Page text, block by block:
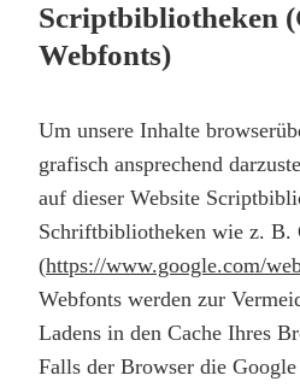
Scriptbibliotheken
Webfonts)
Um unsere Inhalte
grafisch ansprechend
auf dieser Website
Schriftbibliotheken wie z. B.
(https://www.google.com/
Webfonts werden zur
Ladens in den Cache Ihres
Falls der Browser die